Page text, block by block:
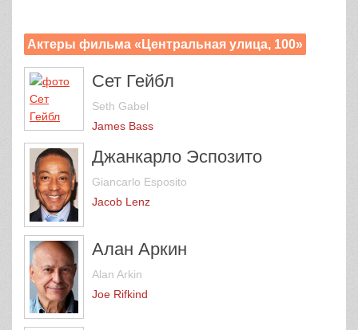
Актеры фильма «Центральная улица, 100»
Сет Гейбл
Seth Gabel
James Bass
Джанкарло Эспозито
Giancarlo Esposito
Jacob Lenz
Алан Аркин
Alan Arkin
Joe Rifkind